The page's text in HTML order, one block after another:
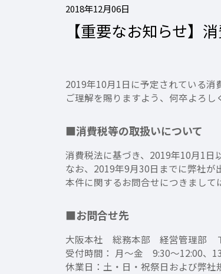
2018年12月06日
【重要なお知らせ】
2019年10月1日に予定されている
ご理解を賜りますよう、何卒よろし
■消費税等の取扱いについて
消費税法に基づき、2019年10月1日
なお、2019年9月30日までに弊社
本件に関するお問合せにつきまして
■お問合せ先
大阪本社 総務本部 経営管理部
受付時間： 月～金 9:30～12:00、
休業日：土・日・祝祭日および弊社